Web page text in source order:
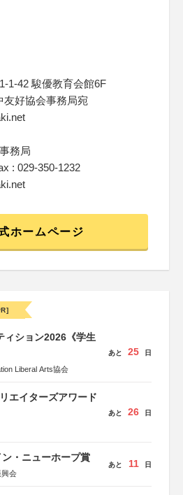
1-42 駿優教育会館6F
友好協会事務局宛
務局
: 029-350-1232
ホームページ
ィション2026《学生
Liberal Arts協会
あと 25 日
エイターズアワード
あと 26 日
・ニューホープ賞
興会
あと 11 日